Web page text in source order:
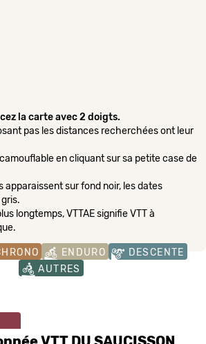
la carte avec 2 doigts.
pas les distances recherchées ont leur
en cliquant sur sa petite case de
apparaissent sur fond noir, les dates
longtemps, VTTAE signifie VTT à
ENDURO
DESCENTE
AUTRES